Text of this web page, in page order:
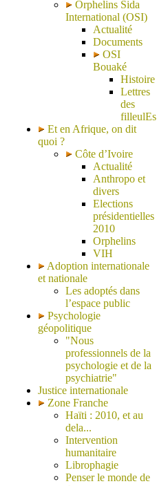
Orphelins Sida
International (OSI)
Actualité
Documents
OSI
Bouaké
Histoire
Lettres
des
filleulEs
Et en Afrique, on dit
quoi ?
Côte d’Ivoire
Actualité
Anthropo et
divers
Elections
présidentielles
2010
Orphelins
VIH
Adoption internationale
et nationale
Les adoptés dans
l’espace public
Psychologie
géopolitique
"Nous
professionnels de la
psychologie et de la
psychiatrie"
Justice internationale
Zone Franche
Haïti : 2010, et au
dela...
Intervention
humanitaire
Librophagie
Penser le monde de